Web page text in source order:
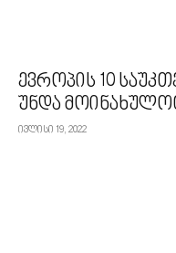
ევროპის 10
უნდა
ივლისი 19, 2022